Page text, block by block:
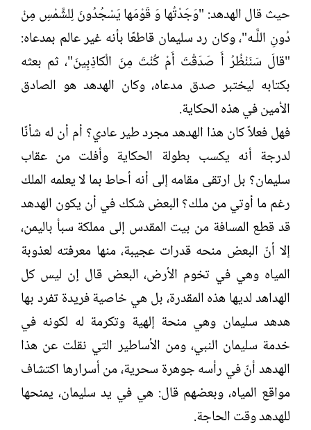
حيث قال الهدهد: "وَجَدْتُها وَ قَوْمَها يَسْجُدُونَ لِلشَّمْسِ مِنْ
دُونِ اللَّـه"، وكان رد سليمان قاطعًا بأنه غير عالم بمدعاه:
"قالَ سَنَنْظُرُ أَ صَدَقْتَ أَمْ كُنْتَ مِنَ الْكاذِبِينَ"، ثم بعثه
بكتابه ليختبر صدق مدعاه، وكان الهدهد هو الصادق
الأمين في هذه الحكاية.
فهل فعلاً كان هذا الهدهد مجرد طير عادي؟ أم أن له شأنًا
لدرجة أنه يكسب بطولة الحكاية وأفلت من عقاب
سليمان؟ بل ارتقى مقامه إلى أنه أحاط بما لا يعلمه الملك
رغم ما أوتي من ملك؟ البعض شكك في أن يكون الهدهد
قد قطع المسافة من بيت المقدس إلى مملكة سبأ باليمن،
إلا أنّ البعض منحه قدرات عجيبة، منها معرفته لعذوبة
المياه وهي في تخوم الأرض، البعض قال إن ليس كل
الهداهد لديها هذه المقدرة، بل هي خاصية فريدة تفرد بها
هدهد سليمان وهي منحة إلهية وتكرمة له لكونه في
خدمة سليمان النبي، ومن الأساطير التي نقلت عن هذا
الهدهد أنّ في رأسه جوهرة سحرية، من أسرارها اكتشاف
مواقع المياه، وبعضهم قال: هي في يد سليمان، يمنحها
للهدهد وقت الحاجة.